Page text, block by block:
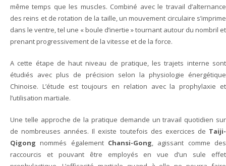
même temps que les muscles. Combiné avec le travail d’alternance
des reins et de rotation de la taille, un mouvement circulaire s’imprime
dans le ventre, tel une « boule d’inertie » tournant autour du nombril et
prenant progressivement de la vitesse et de la force.
A cette étape de haut niveau de pratique, les trajets interne sont
étudiés avec plus de précision selon la physiologie énergétique
Chinoise. L’étude est toujours en relation avec la prophylaxie et
l’utilisation martiale.
Une telle approche de la pratique demande un travail quotidien sur
de nombreuses années. Il existe toutefois des exercices de Taiji-
Qigong nommés également Chansi-Gong, agissant comme des
raccourcis et pouvant être employés en vue d’un sule effet